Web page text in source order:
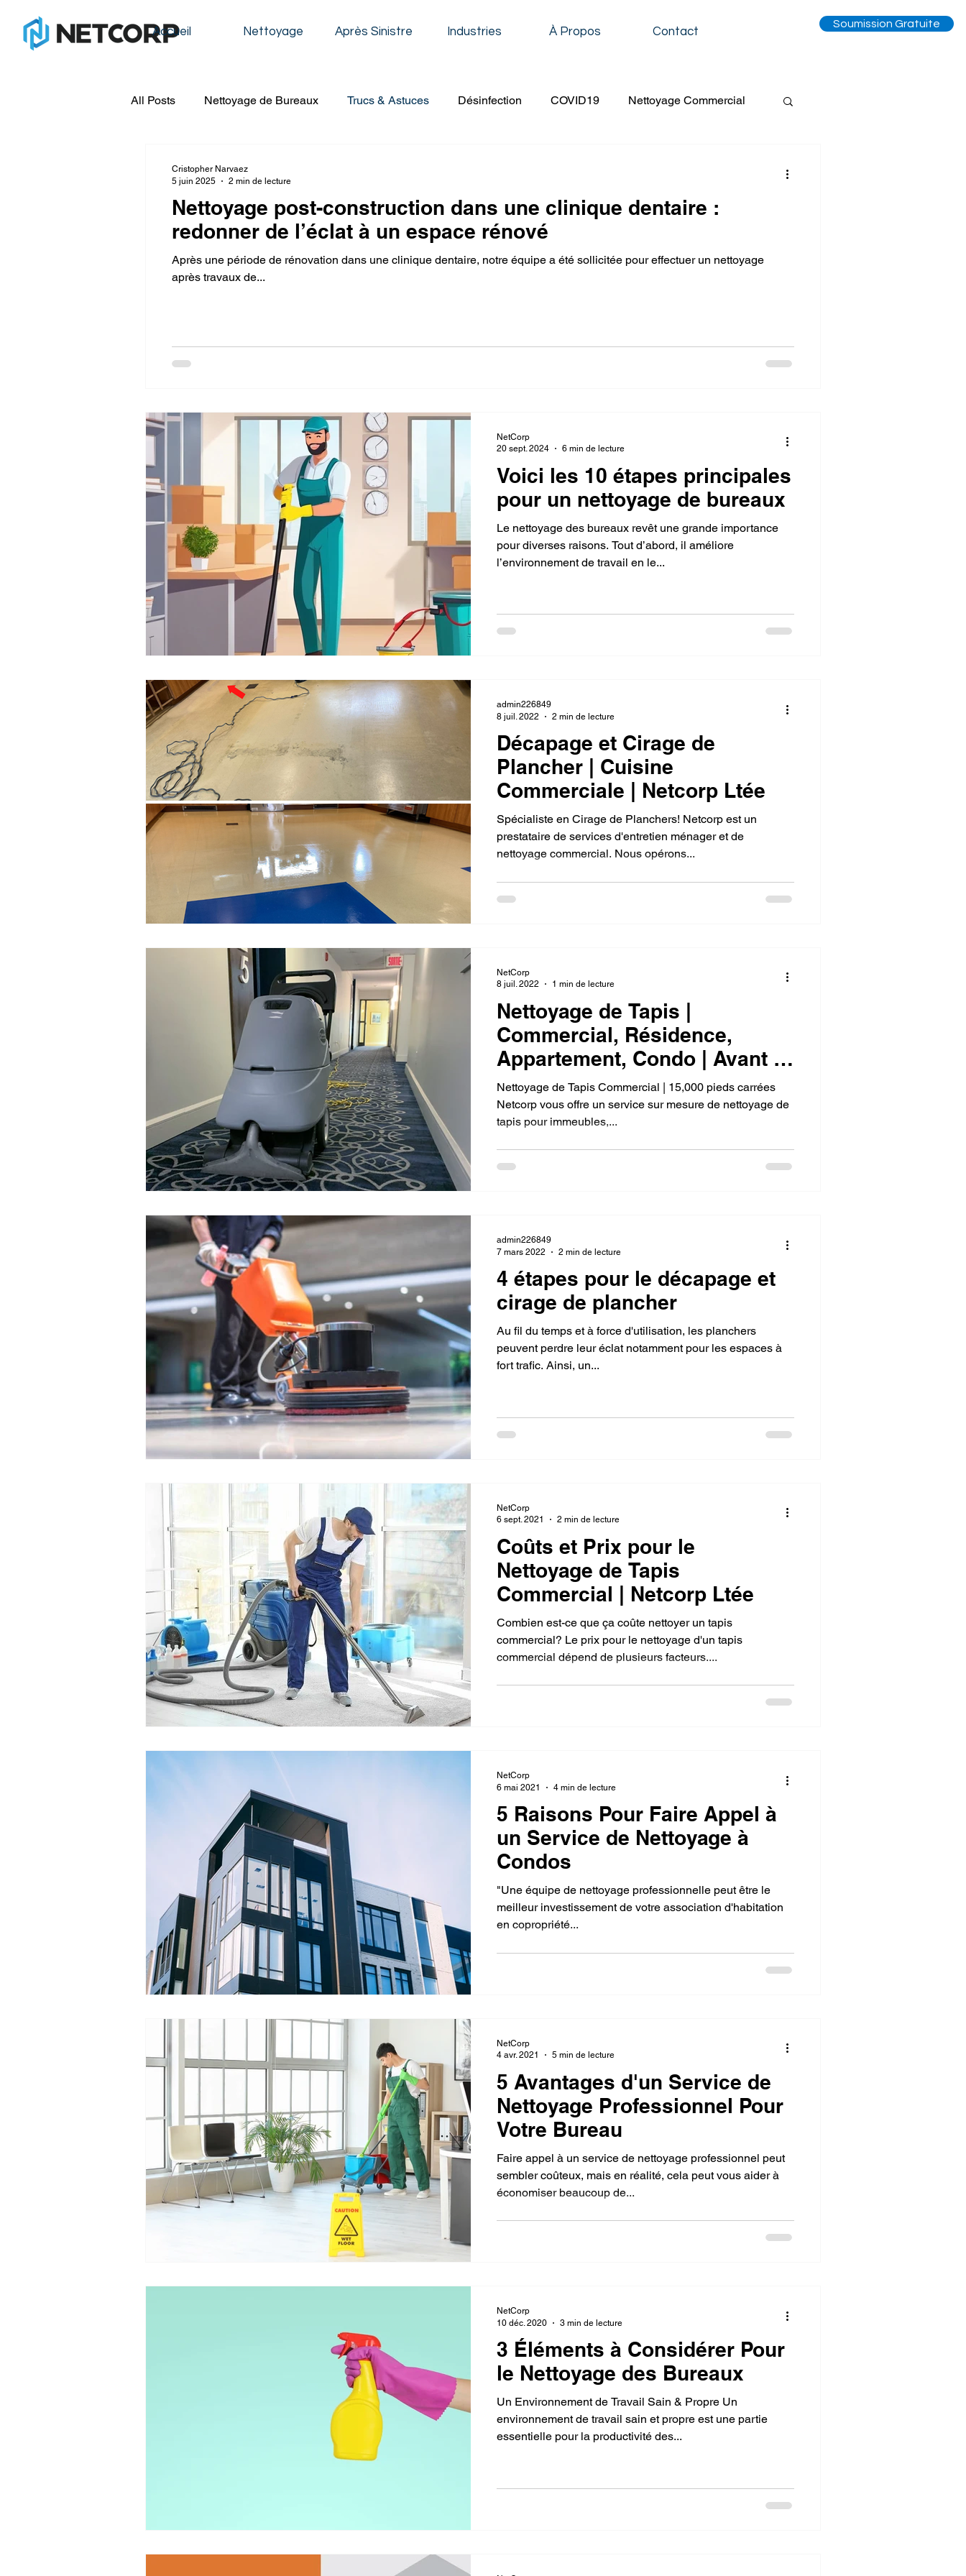
Accueil Nettoyage Après Sinistre Industries À Propos Contact
Soumission Gratuite
All Posts Nettoyage de Bureaux Trucs & Astuces Désinfection COVID19 Nettoyage Commercial
Nettoyage de Construction Nettoyage Établissement Scolaire Nettoyage Conduit de Ventilation
Nettoyage de Fenêtres
recommandation produit nettoyage épicerie nettoyage universite nettoyage entrepôt
Nettoyage post-construction dans une clinique dentaire :
redonner de l’éclat à un espace rénové
Après une période de rénovation dans une clinique dentaire, notre équipe a été sollicitée pour effectuer un nettoyage
après travaux de...
Cristopher Narvaez
5 juin 2025
2 min de lecture
Voici les 10 étapes principales
pour un nettoyage de bureaux
Le nettoyage des bureaux revêt une grande importance
pour diverses raisons. Tout d’abord, il améliore
l’environnement de travail en le...
NetCorp
20 sept. 2024
6 min de lecture
Décapage et Cirage de
Plancher | Cuisine
Commerciale | Netcorp Ltée
Spécialiste en Cirage de Planchers! Netcorp est un
prestataire de services d'entretien ménager et de
nettoyage commercial. Nous opérons...
admin226849
8 juil. 2022
2 min de lecture
Nettoyage de Tapis |
Commercial, Résidence,
Appartement, Condo | Avant &
Après
Nettoyage de Tapis Commercial | 15,000 pieds carrées
Netcorp vous offre un service sur mesure de nettoyage de
tapis pour immeubles,...
NetCorp
8 juil. 2022
1 min de lecture
4 étapes pour le décapage et
cirage de plancher
Au fil du temps et à force d'utilisation, les planchers
peuvent perdre leur éclat notamment pour les espaces à
fort trafic. Ainsi, un...
admin226849
7 mars 2022
2 min de lecture
Coûts et Prix pour le
Nettoyage de Tapis
Commercial | Netcorp Ltée
Combien est-ce que ça coûte nettoyer un tapis
commercial? Le prix pour le nettoyage d'un tapis
commercial dépend de plusieurs facteurs....
NetCorp
6 sept. 2021
2 min de lecture
5 Raisons Pour Faire Appel à
un Service de Nettoyage à
Condos
"Une équipe de nettoyage professionnelle peut être le
meilleur investissement de votre association d'habitation
en copropriété...
NetCorp
6 mai 2021
4 min de lecture
5 Avantages d'un Service de
Nettoyage Professionnel Pour
Votre Bureau
Faire appel à un service de nettoyage professionnel peut
sembler coûteux, mais en réalité, cela peut vous aider à
économiser beaucoup de...
NetCorp
4 avr. 2021
5 min de lecture
3 Éléments à Considérer Pour
le Nettoyage des Bureaux
Un Environnement de Travail Sain & Propre Un
environnement de travail sain et propre est une partie
essentielle pour la productivité des...
NetCorp
10 déc. 2020
3 min de lecture